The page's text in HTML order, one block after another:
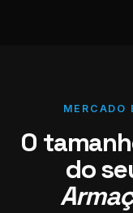
MERCADO
O
do